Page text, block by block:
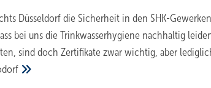
Düsseldorf die Sicherheit in den SHK-
bei uns die Trinkwasserhygiene nachhaltig
sind doch Zertifikate zwar wichtig, aber